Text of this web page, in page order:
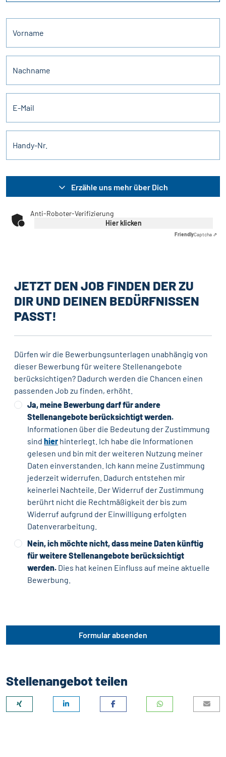
Vorname
Nachname
E-Mail
Handy-Nr.
Erzähle uns mehr über Dich
Anti-Roboter-Verifizierung
Hier klicken
FriendlyCaptcha ⇗
JETZT DEN JOB FINDEN DER ZU
DIR UND DEINEN BEDÜRFNISSEN
PASST!
Dürfen wir die Bewerbungsunterlagen unabhängig von
dieser Bewerbung für weitere Stellenangebote
berücksichtigen? Dadurch werden die Chancen einen
passenden Job zu finden, erhöht.
Ja, meine Bewerbung darf für andere
Stellenangebote berücksichtigt werden.
Informationen über die Bedeutung der Zustimmung
sindhier hinterlegt. Ich habe die Informationen
gelesen und bin mit der weiteren Nutzung meiner
Daten einverstanden. Ich kann meine Zustimmung
jederzeit widerrufen. Dadurch entstehen mir
keinerlei Nachteile. Der Widerruf der Zustimmung
berührt nicht die Rechtmäßigkeit der bis zum
Widerruf aufgrund der Einwilligung erfolgten
Datenverarbeitung.
Nein, ich möchte nicht, dass meine Daten künftig
für weitere Stellenangebote berücksichtigt
werden. Dies hat keinen Einfluss auf meine aktuelle
Bewerbung.
Formular absenden
Stellenangebot teilen